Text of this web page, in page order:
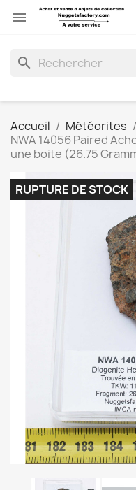

search
Accueil Météorites
NWA 14056 Paired
une boite (26.75
RUPTURE DE STOCK